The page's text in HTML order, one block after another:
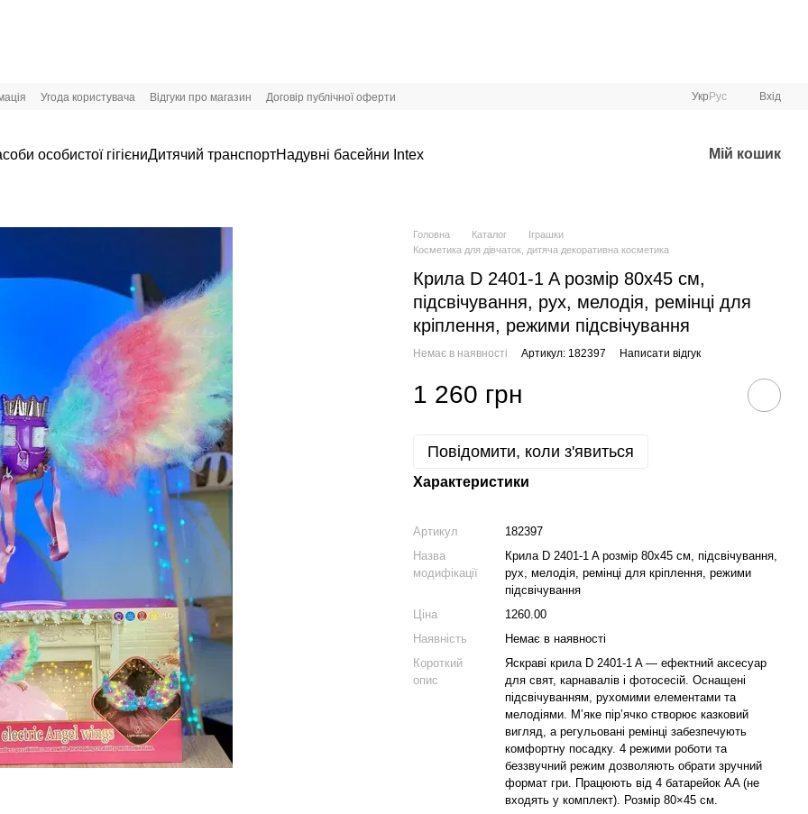
Угода користувача Відгуки про магазин Договір публічної оферти УкрРус Вхід
особистої гігієниДитячий транспортНадувні басейни Intex Мій кошик
Головна Каталог
Іграшки
Косметика для дівчаток, дитяча декоративна косметика
Крила D 2401-1 A розмір 80х45 см,
підсвічування, рух, мелодія, ремінці для
кріплення, режими підсвічування
Немає в наявності Артикул: 182397 Написати відгук
1 260 грн
Повідомити, коли з'явиться
Характеристики
Артикул
182397
Назва
модифікації
Крила D 2401-1 A розмір 80х45 см, підсвічування,
рух, мелодія, ремінці для кріплення, режими
підсвічування
Ціна
1260.00
Наявність
Немає в наявності
Короткий
опис
Яскраві крила D 2401-1 A — ефектний аксесуар
для свят, карнавалів і фотосесій. Оснащені
підсвічуванням, рухомими елементами та
мелодіями. М’яке пір’ячко створює казковий
вигляд, а регульовані ремінці забезпечують
комфортну посадку. 4 режими роботи та
беззвучний режим дозволяють обрати зручний
формат гри. Працюють від 4 батарейок AA (не
входять у комплект). Розмір 80×45 см.